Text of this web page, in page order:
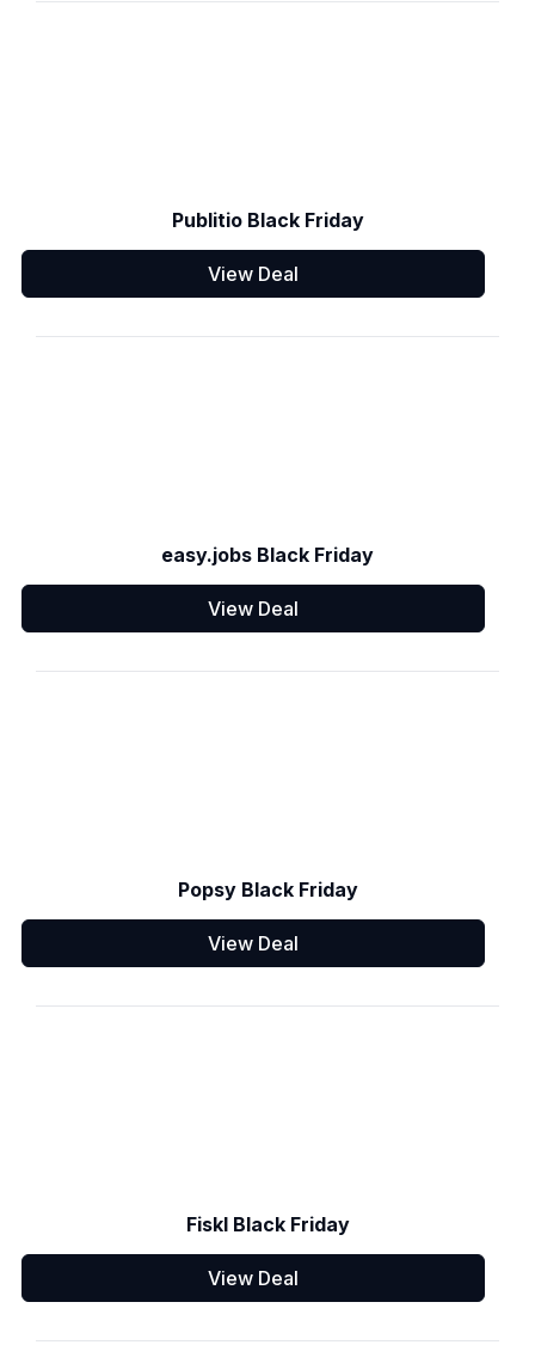
Publitio Black Friday
View Deal
easy.jobs Black Friday
View Deal
Popsy Black Friday
View Deal
Fiskl Black Friday
View Deal